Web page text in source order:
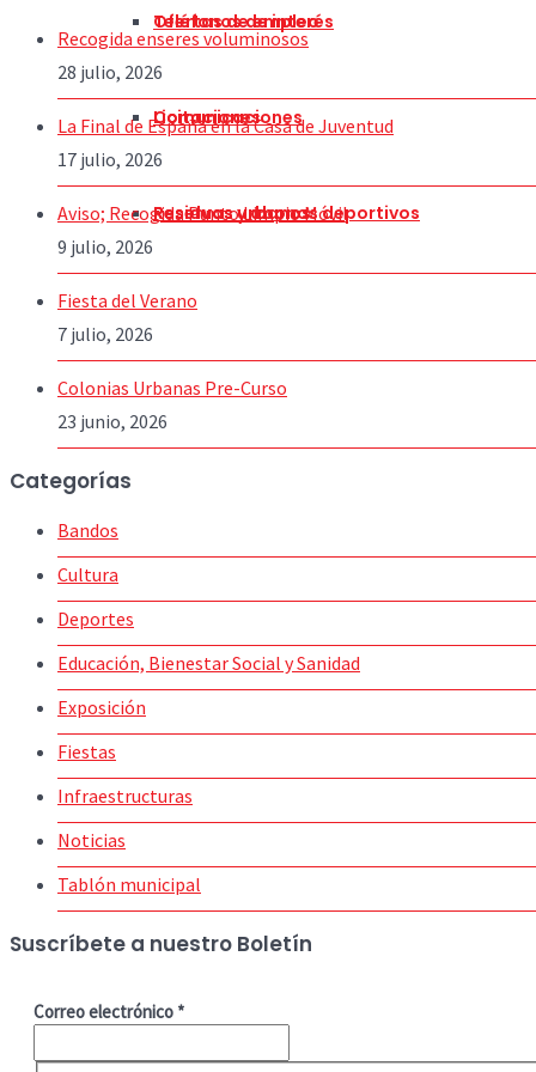
Teléfonos de interés
Comunicaciones
Residuos urbanos
Ofertas de empleo
Licitaciones
Reservas y abonos deportivos
Recogida enseres voluminosos
28 julio, 2026
La Final de España en la Casa de Juventud
17 julio, 2026
Aviso; Recogida Punto Limpio Móvil
9 julio, 2026
Fiesta del Verano
7 julio, 2026
Colonias Urbanas Pre-Curso
23 junio, 2026
Categorías
Bandos
Cultura
Deportes
Educación, Bienestar Social y Sanidad
Exposición
Fiestas
Infraestructuras
Noticias
Tablón municipal
Suscríbete a nuestro Boletín
Correo electrónico *